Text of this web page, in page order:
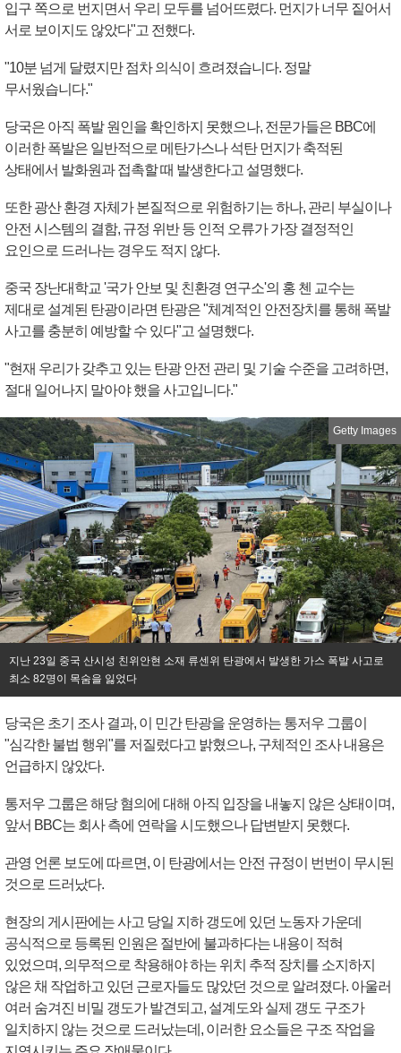
입구 쪽으로 번지면서 우리 모두를 넘어뜨렸다. 먼지가 너무 짙어서
서로 보이지도 않았다"고 전했다.
"10분 넘게 달렸지만 점차 의식이 흐려졌습니다. 정말
무서웠습니다."
당국은 아직 폭발 원인을 확인하지 못했으나, 전문가들은 BBC에
이러한 폭발은 일반적으로 메탄가스나 석탄 먼지가 축적된
상태에서 발화원과 접촉할 때 발생한다고 설명했다.
또한 광산 환경 자체가 본질적으로 위험하기는 하나, 관리 부실이나
안전 시스템의 결함, 규정 위반 등 인적 오류가 가장 결정적인
요인으로 드러나는 경우도 적지 않다.
중국 장난대학교 '국가 안보 및 친환경 연구소'의 홍 첸 교수는
제대로 설계된 탄광이라면 탄광은 "체계적인 안전장치를 통해 폭발
사고를 충분히 예방할 수 있다"고 설명했다.
"현재 우리가 갖추고 있는 탄광 안전 관리 및 기술 수준을 고려하면,
절대 일어나지 말아야 했을 사고입니다."
Getty Images
지난 23일 중국 산시성 친위안현 소재 류센위 탄광에서 발생한 가스 폭발 사고로
최소 82명이 목숨을 잃었다
당국은 초기 조사 결과, 이 민간 탄광을 운영하는 통저우 그룹이
"심각한 불법 행위"를 저질렀다고 밝혔으나, 구체적인 조사 내용은
언급하지 않았다.
통저우 그룹은 해당 혐의에 대해 아직 입장을 내놓지 않은 상태이며,
앞서 BBC는 회사 측에 연락을 시도했으나 답변받지 못했다.
관영 언론 보도에 따르면, 이 탄광에서는 안전 규정이 번번이 무시된
것으로 드러났다.
현장의 게시판에는 사고 당일 지하 갱도에 있던 노동자 가운데
공식적으로 등록된 인원은 절반에 불과하다는 내용이 적혀
있었으며, 의무적으로 착용해야 하는 위치 추적 장치를 소지하지
않은 채 작업하고 있던 근로자들도 많았던 것으로 알려졌다. 아울러
여러 숨겨진 비밀 갱도가 발견되고, 설계도와 실제 갱도 구조가
일치하지 않는 것으로 드러났는데, 이러한 요소들은 구조 작업을